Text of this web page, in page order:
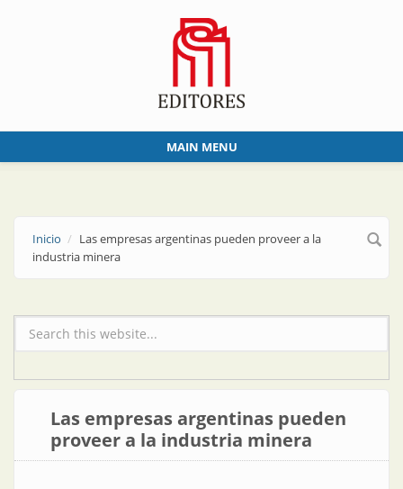
MAIN MENU
Inicio
Las empresas argentinas pueden proveer a la
industria minera
Formulario de búsqueda
Las empresas argentinas pueden
proveer a la industria minera